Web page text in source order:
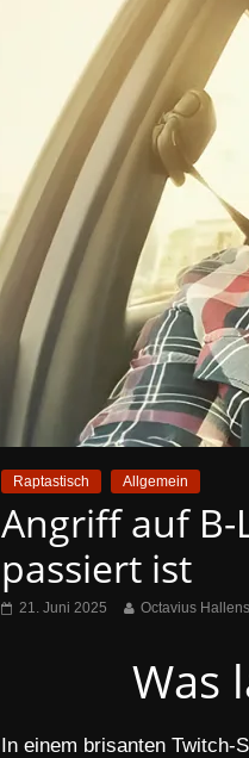
Raptastisch Allgemein
Angriff auf B-
passiert ist
21. Juni 2025 Octavius
Was
In einem brisanten Twitch-